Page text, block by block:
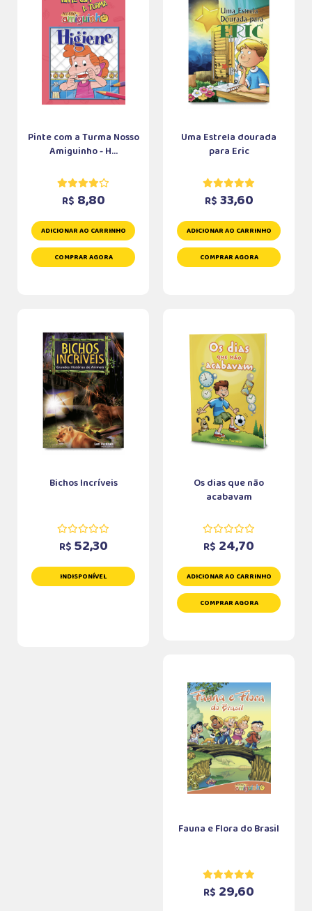
Pinte com a Turma Nosso
Amiguinho - H...
R$ 8,80
ADICIONAR AO CARRINHO
COMPRAR AGORA
Uma Estrela dourada
para Eric
R$ 33,60
ADICIONAR AO CARRINHO
COMPRAR AGORA
Bichos Incríveis
R$ 52,30
INDISPONÍVEL
Os dias que não
acabavam
R$ 24,70
ADICIONAR AO CARRINHO
COMPRAR AGORA
Fauna e Flora do Brasil
R$ 29,60